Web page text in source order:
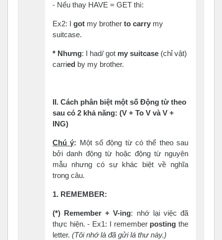
- Nếu thay HAVE = GET thì:
Ex2: I got my brother to carry my
suitcase.
* Nhưng: I had/ got my suitcase (chỉ vật)
carried by my brother.
II. Cách phân biệt một số Động từ theo
sau có 2 khả năng: (V + To V vàV +
ING)
Chú ý: Một số động từ có thể theo sau
bởi danh động từ hoặc động từ nguyên
mẫu nhưng có sự khác biệt về nghĩa
trong câu.
1. REMEMBER:
(*) Remember +V-ing: nhớ lại việc đã
thực hiện. - Ex1: I remember posting the
letter. (Tôi nhớ là đã gửilá thư này.)